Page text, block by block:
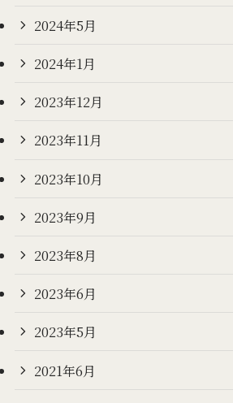
2024年5月
2024年1月
2023年12月
2023年11月
2023年10月
2023年9月
2023年8月
2023年6月
2023年5月
2021年6月